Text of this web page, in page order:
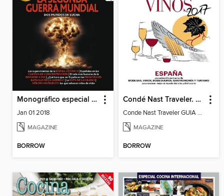
Monográfico especial Historia de Iberia Vieja
Jan 01 2018
MAGAZINE
BORROW
Condé Nast Traveler. GUIA DE VINOS
Conde Nast Traveler GUIA DE VINOS 2017
MAGAZINE
BORROW